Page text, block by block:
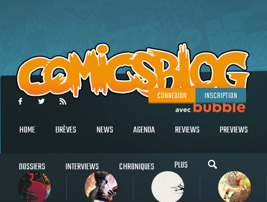
CONNEXION INSCRIPTION
HOME BRÈVES NEWS AGENDA REVIEWS PREVIEWS
DOSSIERS INTERVIEWS CHRONIQUES PLUS